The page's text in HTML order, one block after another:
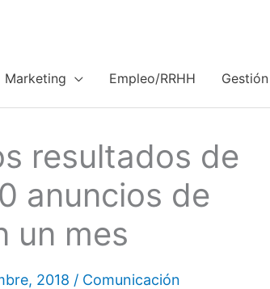
Marketing Empleo/RRHH
resultados de
anuncios de
un mes
2018 / Comunicación